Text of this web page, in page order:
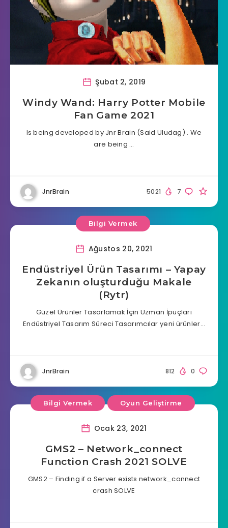
Şubat 2, 2019
Windy Wand: Harry Potter Mobile
Fan Game 2021
Is being developed by Jnr Brain (Said Uludag) . We
are being …
JnrBrain 7
5021
Bilgi Vermek
Ağustos 20, 2021
Endüstriyel Ürün Tasarımı – Yapay
Zekanın oluşturduğu Makale
(Rytr)
Güzel Ürünler Tasarlamak İçin Uzman İpuçları
Endüstriyel Tasarım Süreci Tasarımcılar yeni ürünler…
JnrBrain 0
812
Bilgi Vermek Oyun Geliştirme
Ocak 23, 2021
GMS2 – Network_connect
Function Crash 2021 SOLVE
GMS2 – Finding if a Server exists network_connect
crash SOLVE